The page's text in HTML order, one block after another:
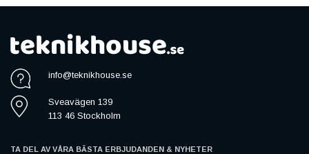
info@teknikhouse.se
Sveavägen 139
113 46 Stockholm
TA DEL AV VÅRA BÄSTA ERBJUDANDEN & NYHETER